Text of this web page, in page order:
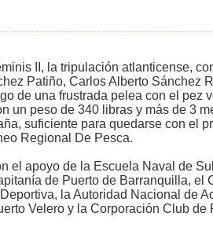
II, la tripulación atlanticense,
Patiño, Carlos Alberto Sánchez
de una frustrada pelea con el pez
un peso de 340 libras y más de 3
suficiente para quedarse con el
Regional De Pesca.
el apoyo de la Escuela Naval de
de Puerto de Barranquilla, el
la Autoridad Nacional de
Velero y la Corporación Club de